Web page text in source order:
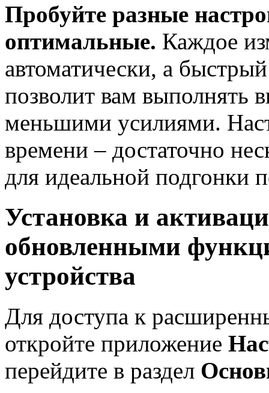
Пробуйте разные
оптимальные. Каждое
автоматически, а
позволит вам выполнять
меньшими усилиями.
времени – достаточно
для идеальной подгонки
Установка и
обновленными
устройства
Для доступа к
откройте приложение
перейдите в раздел